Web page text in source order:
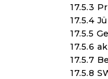
17.5.3
17.5.4
17.5.5
17.5.6
17.5.7
17.5.8